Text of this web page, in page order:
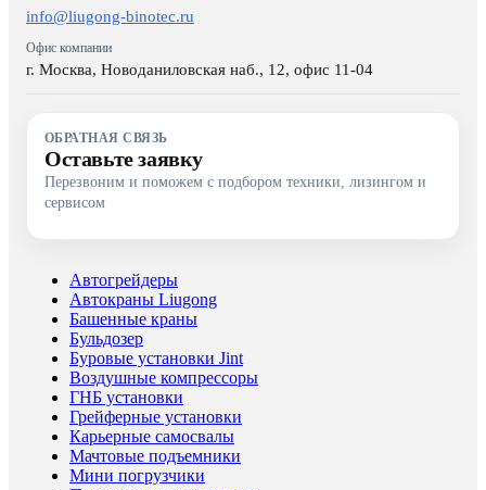
info@liugong-binotec.ru
Офис компании
г. Москва, Новоданиловская наб., 12, офис 11-04
ОБРАТНАЯ СВЯЗЬ
Оставьте заявку
Перезвоним и поможем с подбором техники, лизингом и
сервисом
Автогрейдеры
Автокраны Liugong
Башенные краны
Бульдозер
Буровые установки Jint
Воздушные компрессоры
ГНБ установки
Грейферные установки
Карьерные самосвалы
Мачтовые подъемники
Мини погрузчики